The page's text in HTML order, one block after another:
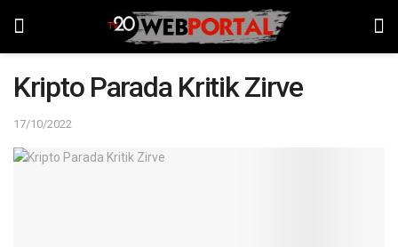
Kripto Parada Kritik Zirve
17/10/2022